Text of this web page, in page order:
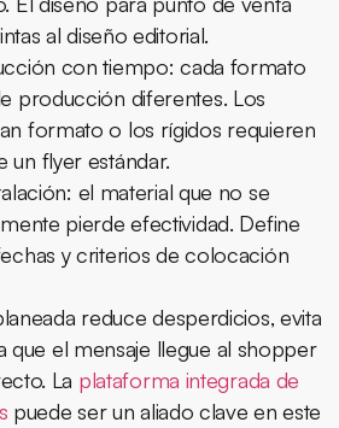
al diseño editorial.
con tiempo: cada formato
producción diferentes. Los
formato o los rígidos requieren
un flyer estándar.
el material que no se
pierde efectividad. Define
y criterios de colocación
reduce desperdicios, evita
que el mensaje llegue al shopper
La plataforma integrada de
puede ser un aliado clave en este